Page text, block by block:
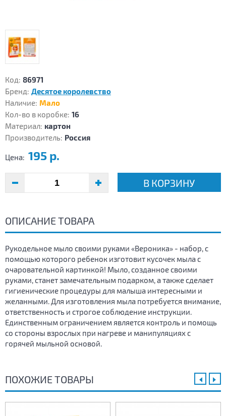
Код: 86971
Бренд: Десятое королевство
Наличие: Мало
Кол-во в коробке: 16
Материал: картон
Производитель: Россия
Цена: 195 р.
В КОРЗИНУ
ОПИСАНИЕ ТОВАРА
Рукодельное мыло своими руками «Вероника» - набор, с
помощью которого ребенок изготовит кусочек мыла с
очаровательной картинкой! Мыло, созданное своими
руками, станет замечательным подарком, а также сделает
гигиенические процедуры для малыша интересными и
желанными. Для изготовления мыла потребуется внимание,
ответственность и строгое соблюдение инструкции.
Единственным ограничением является контроль и помощь
со стороны взрослых при нагреве и манипуляциях с
горячей мыльной основой.
ПОХОЖИЕ ТОВАРЫ